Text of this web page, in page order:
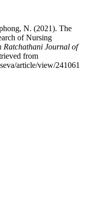
N. (2021). The
of Nursing
Ratchathani Journal of
from
article/view/241061